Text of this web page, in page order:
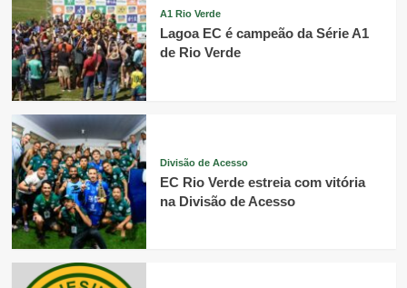
A1 Rio Verde
Lagoa EC é campeão da Série A1
de Rio Verde
Divisão de Acesso
EC Rio Verde estreia com vitória
na Divisão de Acesso